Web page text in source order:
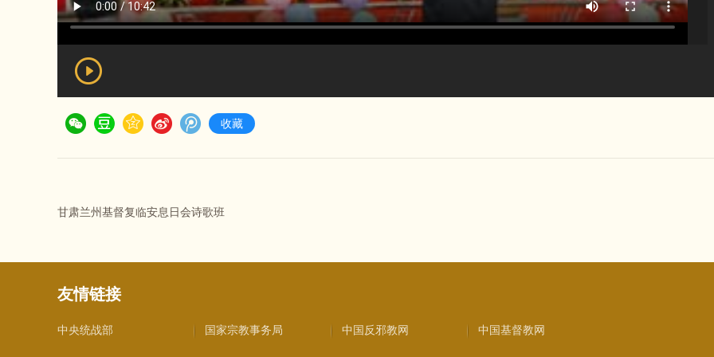
收藏
甘肃兰州基督复临安息日会诗歌班
友情链接
中央统战部 国家宗教事务局 中国反邪教网 中国基督教网